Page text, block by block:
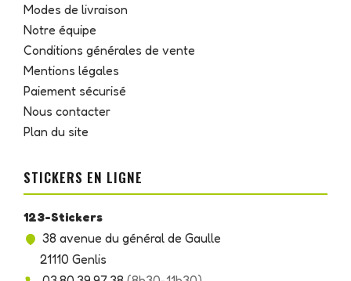
Modes de livraison
Notre équipe
Conditions générales de vente
Mentions légales
Paiement sécurisé
Nous contacter
Plan du site
STICKERS EN LIGNE
123-Stickers
38 avenue du général de Gaulle
21110 Genlis